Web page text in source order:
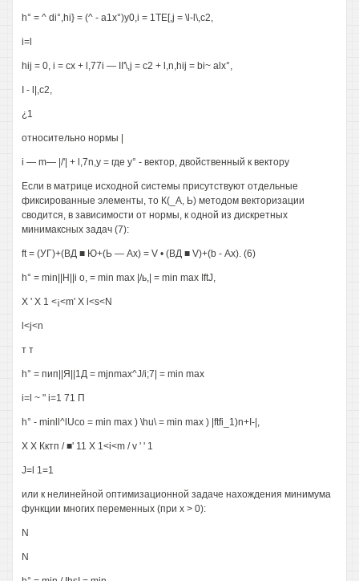
h° = ^ di°,hi} = (^ - а1х°)у0,i = 1TE[,j = \l-l\,c2,
i=l
hij = 0, i = cx + l,77i — II'\,j = c2 + l,n,hij = bi~ alx°,
I - l|,c2,
¿1
относительно нормы |
i — m— |/'| + l,7n,y = где y° - вектор, двойственный к вектору
Если в матрице исходной системы присутствуют отдельные
фиксированные элементы, то К(_А, Ь) методом векторизации
сводится, в зависимости от нормы, к одной из дискретных
минимаксных задач (7):
ft = (УГ)+(ВД ■ Ю+(Ь — Ах) = V • (ВД ■ V)+(b - Ах). (6)
h° = min||H||i о, = min max |/ь,| = min max IftJ,
X ' X 1 <¡<m' X l<s<N
l<j<n
т т
h° = пип||Я||1Д = mjnmax^J/i;7| = min max
i=l ~ " i=1 71 П
h° - minll^lUco = min max ) \hu\ = min max ) |ftfi_1)n+I-|,
X X Кктп / ■' 11 X 1<i<m / v ' ' 1
J=l 1=1
или к нелинейной оптимизационной задаче нахождения минимума
функции многих переменных (при х > 0):
N
N